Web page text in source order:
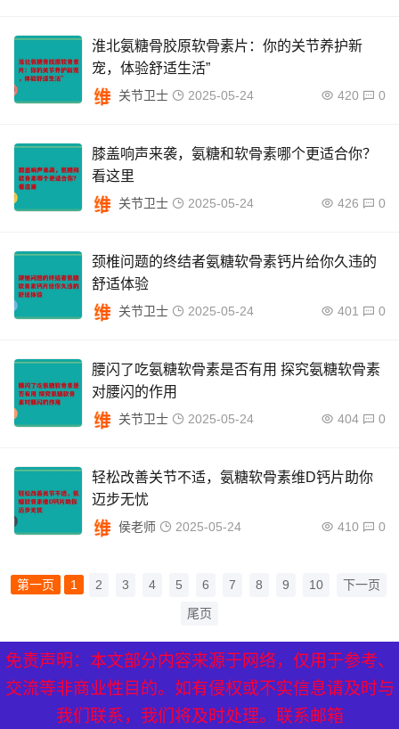
淮北氨糖骨胶原软骨素片：你的关节养护新
宠，体验舒适生活”
关节卫士 2025-05-24 420 0
膝盖响声来袭，氨糖和软骨素哪个更适合你？
看这里
关节卫士 2025-05-24 426 0
颈椎问题的终结者氨糖软骨素钙片给你久违的
舒适体验
关节卫士 2025-05-24 401 0
腰闪了吃氨糖软骨素是否有用 探究氨糖软骨素
对腰闪的作用
关节卫士 2025-05-24 404 0
轻松改善关节不适，氨糖软骨素维D钙片助你
迈步无忧
侯老师 2025-05-24 410 0
第一页 1 2 3 4 5 6 7 8 9 10
下一页
尾页
免责声明：本文部分内容来源于网络，仅用于参考、
交流等非商业性目的。如有侵权或不实信息请及时与
我们联系，我们将及时处理。联系邮箱